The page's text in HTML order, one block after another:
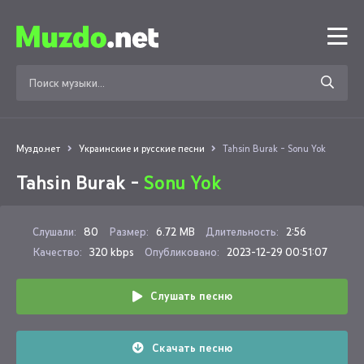
Муздо.нет Украинские и русские песни Tahsin Burak - Sonu Yok
Tahsin Burak - Sonu Yok
Слушали: 80 Размер: 6.72 MB Длительность: 2:56
Качество: 320 kbps Опубликовано: 2023-12-29 00:51:07
Слушать песню
Скачать песню